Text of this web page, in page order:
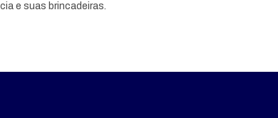
e suas brincadeiras.